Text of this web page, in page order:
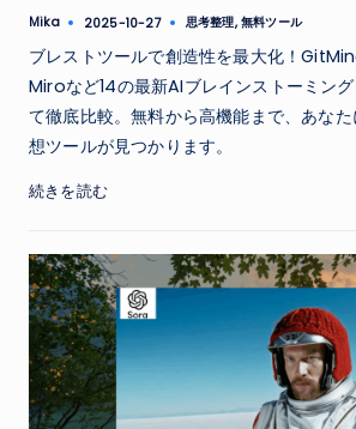
Posted
Mika 2025-10-27
Tags: 思考整理,無料ツール
ブレストツールで創造性を最大化！
Miroなど14の最新AIブレインストーミン
て徹底比較。無料から高機能まで、あな
想ツールが見つかります。
続きを読む